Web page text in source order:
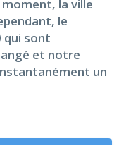
moment, la ville
le
qui sont
et notre
un